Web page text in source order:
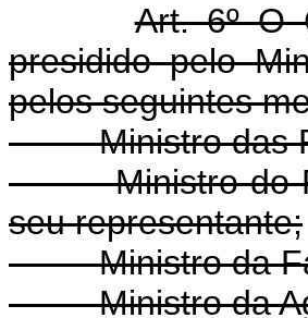
Art. 6º O
presidido pelo
pelos
- Ministro das
- Ministro do
seu representante;
- Ministro da
- Ministro da